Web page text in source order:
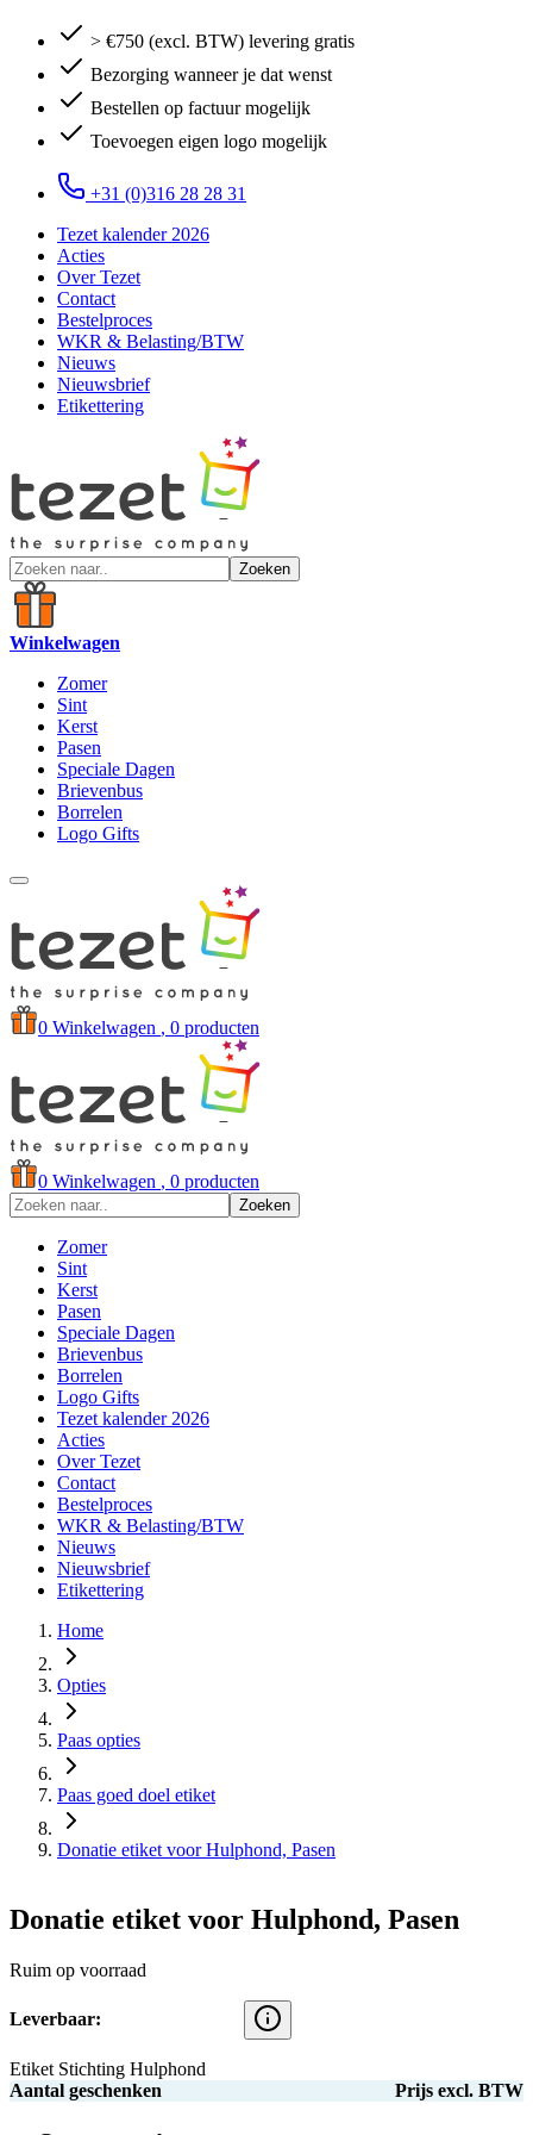
> €750 (excl. BTW) levering gratis
Bezorging wanneer je dat wenst
Bestellen op factuur mogelijk
Toevoegen eigen logo mogelijk
+31 (0)316 28 28 31
Tezet kalender 2026
Acties
Over Tezet
Contact
Bestelproces
WKR & Belasting/BTW
Nieuws
Nieuwsbrief
Etikettering
Zoeken
Winkelwagen
Zomer
Sint
Kerst
Pasen
Speciale Dagen
Brievenbus
Borrelen
Logo Gifts
0 Winkelwagen , 0 producten
0 Winkelwagen , 0 producten
Zoeken
Zomer
Sint
Kerst
Pasen
Speciale Dagen
Brievenbus
Borrelen
Logo Gifts
Tezet kalender 2026
Acties
Over Tezet
Contact
Bestelproces
WKR & Belasting/BTW
Nieuws
Nieuwsbrief
Etikettering
Home
Opties
Paas opties
Paas goed doel etiket
Donatie etiket voor Hulphond, Pasen
Donatie etiket voor Hulphond, Pasen
Ruim op voorraad
Leverbaar:
Etiket Stichting Hulphond
Aantal geschenken
Prijs excl. BTW